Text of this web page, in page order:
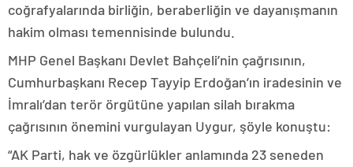
coğrafyalarında birliğin, beraberliğin ve dayanışmanın
hakim olması temennisinde bulundu.
MHP Genel Başkanı Devlet Bahçeli’nin çağrısının,
Cumhurbaşkanı Recep Tayyip Erdoğan’ın iradesinin ve
İmralı’dan terör örgütüne yapılan silah bırakma
çağrısının önemini vurgulayan Uygur, şöyle konuştu:
“AK Parti, hak ve özgürlükler anlamında 23 seneden